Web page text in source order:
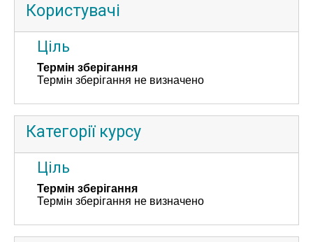
Користувачі
Ціль
Термін зберігання
Термін зберігання не визначено
Категорії курсу
Ціль
Термін зберігання
Термін зберігання не визначено